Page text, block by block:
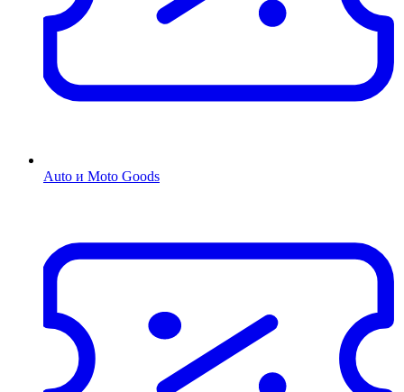
Auto и Moto Goods